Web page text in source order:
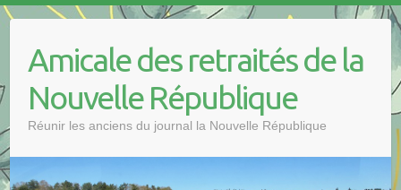
Skip
contentAmicale des retraités de la
Nouvelle République
Réunir les anciens du journal la Nouvelle République